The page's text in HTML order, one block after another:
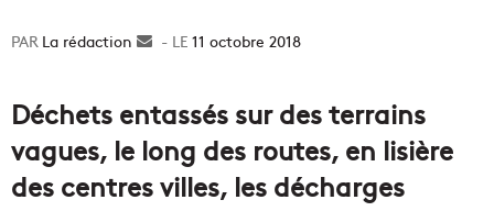
La rédaction
Envoyer11 octobre 2018
Déchets entassés sur des terrains
vagues, le long des routes, en lisière
des centres villes, les décharges